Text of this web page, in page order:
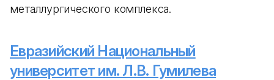
металлургического комплекса.
Евразийский Национальный
университет им. Л.В. Гумилева